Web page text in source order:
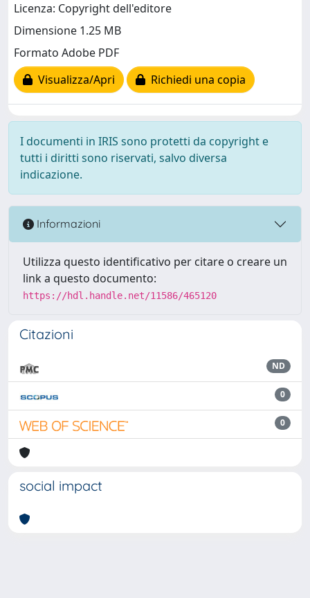
Licenza: Copyright dell'editore
Dimensione 1.25 MB
Formato Adobe PDF
Visualizza/Apri
Richiedi una copia
I documenti in IRIS sono protetti da copyright e
tutti i diritti sono riservati, salvo diversa
indicazione.
Informazioni
Utilizza questo identificativo per citare o creare un
link a questo documento:
https://hdl.handle.net/11586/465120
Citazioni
ND
0
0
social impact